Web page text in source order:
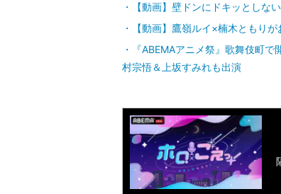
【動画】壁ドンにドキッとしな
【動画】鷹嶺ルイ×楠木ともり
『ABEMAアニメ祭』歌舞伎町
村宗悟＆上坂すみれも出演